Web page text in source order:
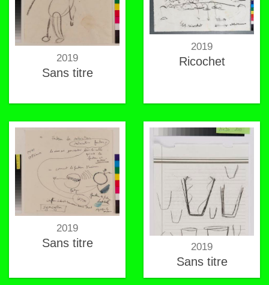
2019
Sans titre
2019
Ricochet
2019
Sans titre 2019
Sans titre